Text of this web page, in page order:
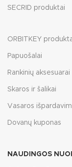
SECRID produktai
ORBITKEY
Papuošalai
Rankinių aksesuarai
Skaros ir šalikai
Vasaros
Dovanų kuponas
NAUDINGOS